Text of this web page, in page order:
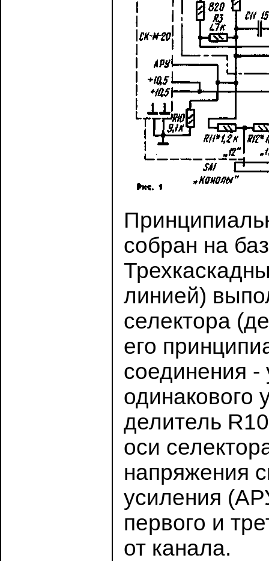
собран на
линией)
селектора
его
соединения
одинакового
делитель
оси
напряжения
усиления
первого и
от канала.